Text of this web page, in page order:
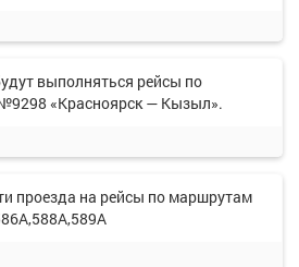
выполняться рейсы по
«Красноярск — Кызыл».
проезда на рейсы по маршрутам